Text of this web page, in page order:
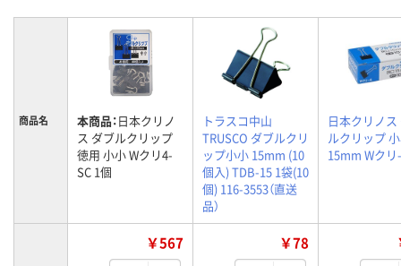
商品名 本商品：日本クリノ
ス ダブルクリップ
徳用 小小 Wクリ4-
SC 1個
トラスコ中山
TRUSCO ダブルクリ
ップ小小 15mm (10
個入) TDB-15 1袋(10
個) 116-3553（直送
品）
日本クリノス
ルクリップ
15mm Wクリ
￥567 ￥78